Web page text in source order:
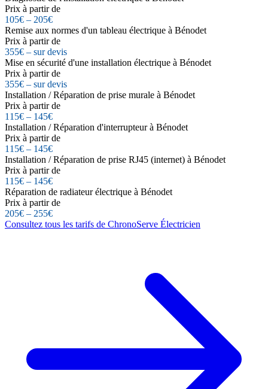
Prix à partir de
105€ – 205€
Remise aux normes d'un tableau électrique à Bénodet
Prix à partir de
355€ – sur devis
Mise en sécurité d'une installation électrique à Bénodet
Prix à partir de
355€ – sur devis
Installation / Réparation de prise murale à Bénodet
Prix à partir de
115€ – 145€
Installation / Réparation d'interrupteur à Bénodet
Prix à partir de
115€ – 145€
Installation / Réparation de prise RJ45 (internet) à Bénodet
Prix à partir de
115€ – 145€
Réparation de radiateur électrique à Bénodet
Prix à partir de
205€ – 255€
Consultez tous les tarifs de ChronoServe Électricien